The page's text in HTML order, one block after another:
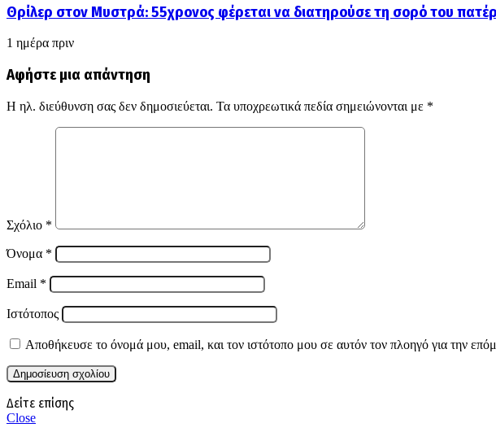
Θρίλερ στον Μυστρά: 55χρονος φέρεται να διατηρούσε τη σορό του
1 ημέρα πριν
Αφήστε μια απάντηση
Η ηλ. διεύθυνση σας δεν δημοσιεύεται. Τα υποχρεωτικά πεδία σημειώνονται με *
Σχόλιο *
Όνομα *
Email *
Ιστότοπος
Αποθήκευσε το όνομά μου, email, και τον ιστότοπο μου σε αυτόν τον πλοηγό για την
Δείτε επίσης
Close